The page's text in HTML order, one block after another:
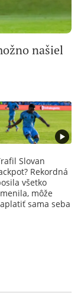
našiel
Slovan
Rekordná
všetko
môže
sama seba